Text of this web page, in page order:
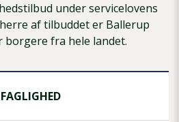
under servicelovens
af tilbuddet er Ballerup
borgere fra hele landet.